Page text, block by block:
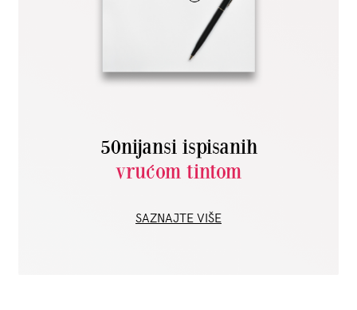
50nijansi ispisanih
vrućom tintom
SAZNAJTE VIŠE